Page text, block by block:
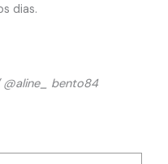
dias.
@aline_ bento84